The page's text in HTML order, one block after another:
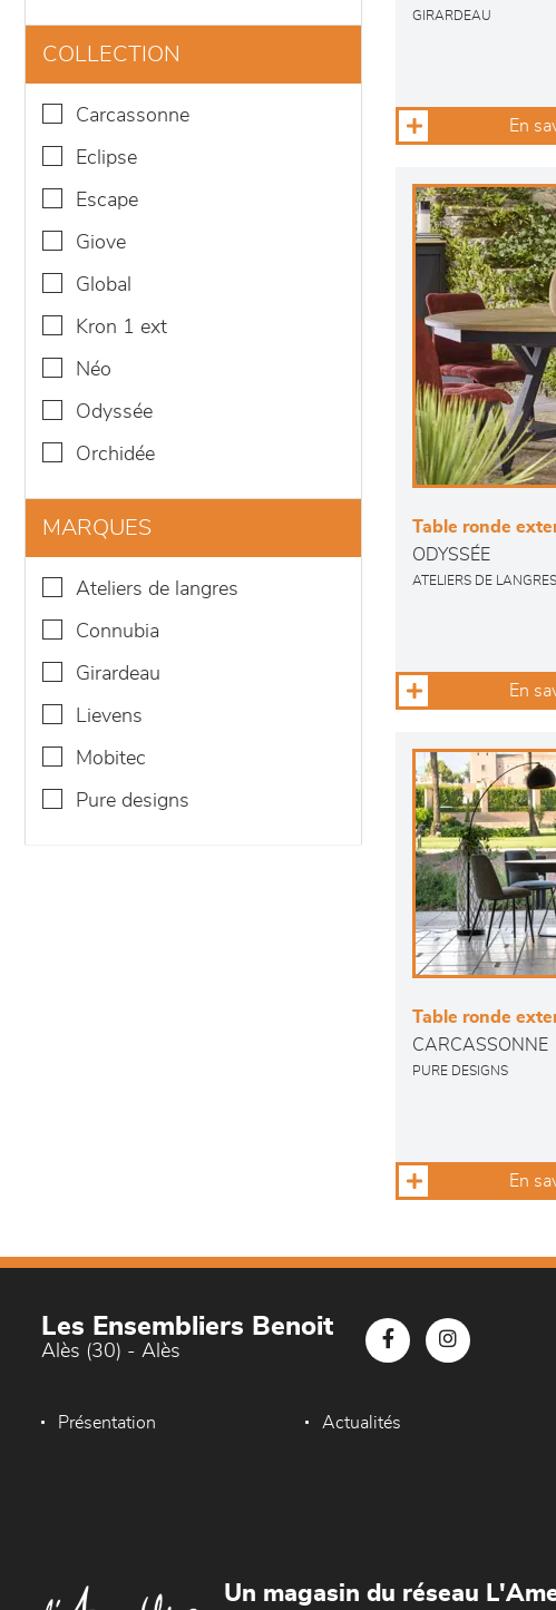
COLLECTION
carcassonne
eclipse
escape
giove
global
kron 1 ext
néo
odyssée
orchidée
MARQUES
ateliers de langres
connubia
girardeau
lievens
mobitec
pure designs
GIRARDEAU
En
Table ronde
ODYSSÉE
ATELIERS DE LANGRES
En
Table ronde
CARCASSONNE
PURE DESIGNS
En
Les Ensembliers Benoit
Alès (30) - Alès
Présentation Actualités
Un magasin du réseau